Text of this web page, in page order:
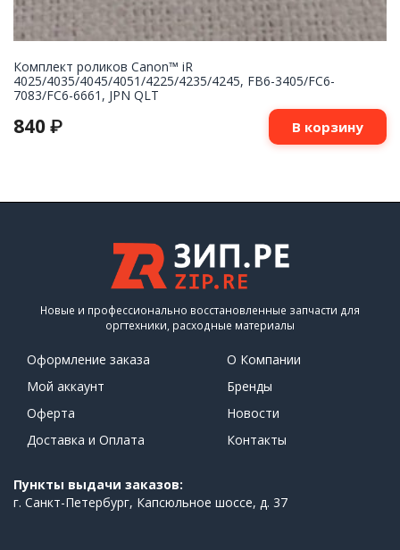
Комплект роликов Canon™ iR
4025/4035/4045/4051/4225/4235/4245, FB6-3405/FC6-
7083/FC6-6661, JPN QLT
840 ₽ В корзину
Новые и профессионально восстановленные запчасти для
оргтехники, расходные материалы
Оформление заказа
Мой аккаунт
Оферта
Доставка и Оплата
О Компании
Бренды
Новости
Контакты
Пункты выдачи заказов:
г. Санкт-Петербург, Капсюльное шоссе, д. 37